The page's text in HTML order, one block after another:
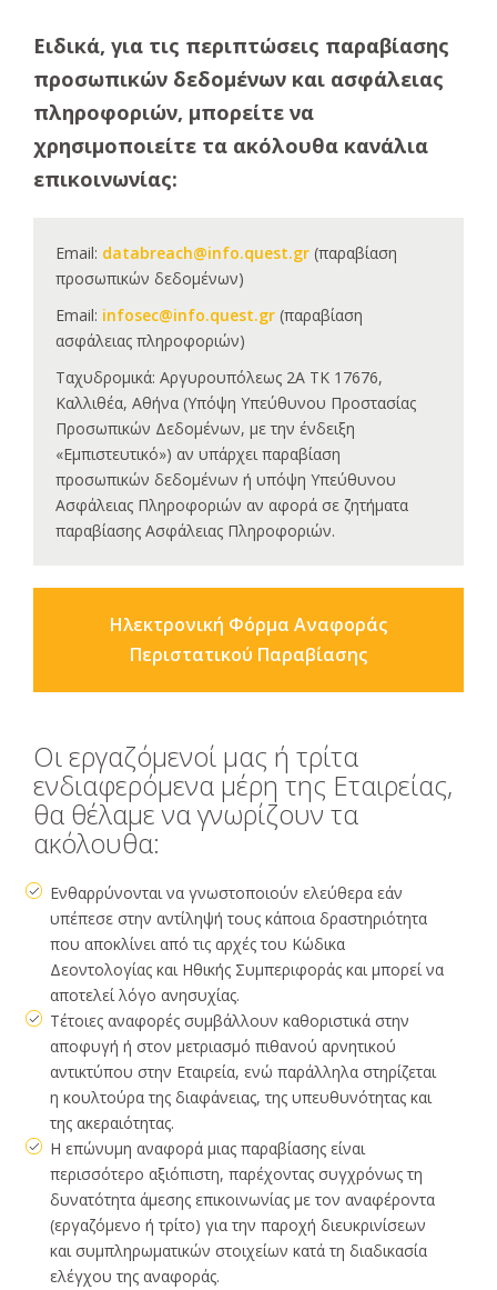
Ειδικά, για τις περιπτώσεις παραβίασης
προσωπικών δεδομένων και ασφάλειας
πληροφοριών, μπορείτε να
χρησιμοποιείτε τα ακόλουθα κανάλια
επικοινωνίας:
Email: databreach@info.quest.gr (παραβίαση
προσωπικών δεδομένων)
Email: infosec@info.quest.gr (παραβίαση
ασφάλειας πληροφοριών)
Ταχυδρομικά: Αργυρουπόλεως 2Α ΤΚ 17676,
Καλλιθέα, Αθήνα (Υπόψη Υπεύθυνου Προστασίας
Προσωπικών Δεδομένων, με την ένδειξη
«Εμπιστευτικό») αν υπάρχει παραβίαση
προσωπικών δεδομένων ή υπόψη Υπεύθυνου
Ασφάλειας Πληροφοριών αν αφορά σε ζητήματα
παραβίασης Ασφάλειας Πληροφοριών.
Ηλεκτρονική Φόρμα Αναφοράς
Περιστατικού Παραβίασης
Οι εργαζόμενοί μας ή τρίτα
ενδιαφερόμενα μέρη της Εταιρείας,
θα θέλαμε να γνωρίζουν τα
ακόλουθα:
Ενθαρρύνονται να γνωστοποιούν ελεύθερα εάν
υπέπεσε στην αντίληψή τους κάποια δραστηριότητα
που αποκλίνει από τις αρχές του Κώδικα
Δεοντολογίας και Ηθικής Συμπεριφοράς και μπορεί να
αποτελεί λόγο ανησυχίας.
Τέτοιες αναφορές συμβάλλουν καθοριστικά στην
αποφυγή ή στον μετριασμό πιθανού αρνητικού
αντικτύπου στην Εταιρεία, ενώ παράλληλα στηρίζεται
η κουλτούρα της διαφάνειας, της υπευθυνότητας και
της ακεραιότητας.
Η επώνυμη αναφορά μιας παραβίασης είναι
περισσότερο αξιόπιστη, παρέχοντας συγχρόνως τη
δυνατότητα άμεσης επικοινωνίας με τον αναφέροντα
(εργαζόμενο ή τρίτο) για την παροχή διευκρινίσεων
και συμπληρωματικών στοιχείων κατά τη διαδικασία
ελέγχου της αναφοράς.